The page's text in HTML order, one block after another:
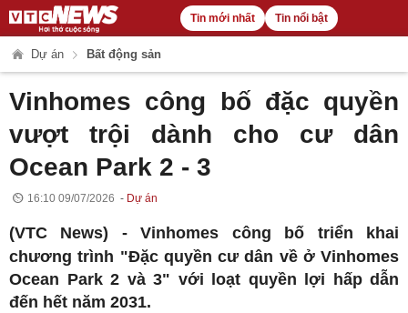
Tin mới nhất Tin nổi bật
Dự án Bất động sản
Vinhomes công bố đặc quyền
vượt trội dành cho cư dân
Ocean Park 2 - 3
16:10 09/07/2026 Dự án
(VTC News) -Vinhomes công bố triển khai
chương trình "Đặc quyền cư dân về ở Vinhomes
Ocean Park 2 và 3" với loạt quyền lợi hấp dẫn
đến hết năm 2031.